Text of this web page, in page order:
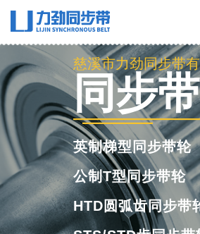
慈溪市力劲同步带有限公司
工业橡胶
带
胶单面齿同步带
胶双面齿同步带